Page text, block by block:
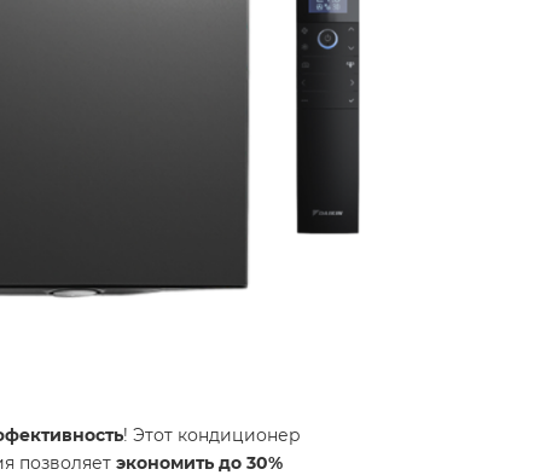
! Этот кондиционер
позволяет экономить до 30%